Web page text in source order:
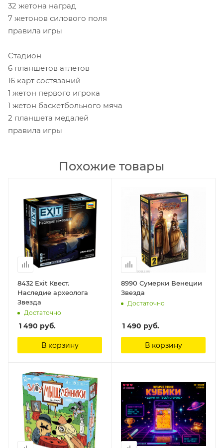
32 жетона наград
7 жетонов силового поля
правила игры
Стадион
6 планшетов атлетов
16 карт состязаний
1 жетон первого игрока
1 жетон баскетбольного мяча
2 планшета медалей
правила игры
Похожие товары
8432 Exit Квест.
Наследие археолога
Звезда
Достаточно
1 490 руб.
В корзину
8990 Сумерки Венеции
Звезда
Достаточно
1 490 руб.
В корзину